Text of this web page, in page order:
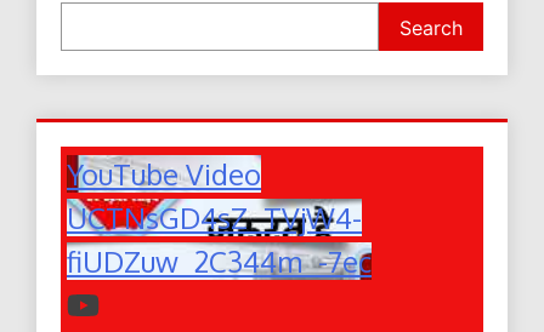
Search
YouTube Video
UCTNsGD4sZ_TVjW4-
fiUDZuw_2C344m_-7ec